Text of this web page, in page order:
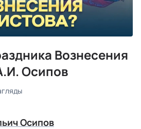
Вознесения
Осипов
Осипов